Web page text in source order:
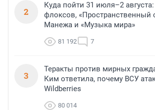
2
Куда пойти 31 июля–2
флоксов, «Пространственный
Манежа и «Музыка мира»
81 192 7
3
Теракты против мирных
Ким ответила, почему ВСУ
Wildberries
80 014